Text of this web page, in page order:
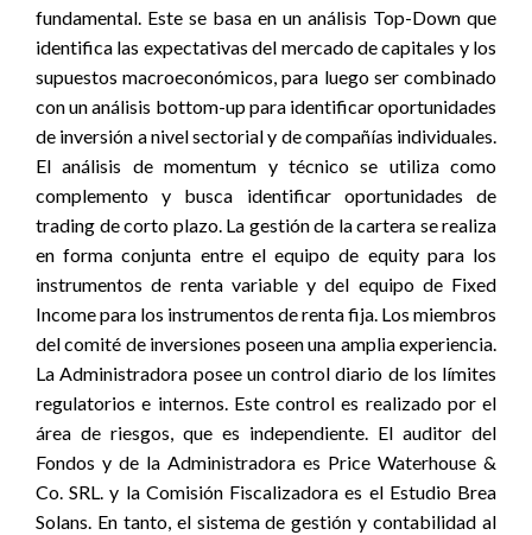
fundamental. Este se basa en un análisis Top-Down que
identifica las expectativas del mercado de capitales y los
supuestos macroeconómicos, para luego ser combinado
con un análisis bottom-up para identificar oportunidades
de inversión a nivel sectorial y de compañías individuales.
El análisis de momentum y técnico se utiliza como
complemento y busca identificar oportunidades de
trading de corto plazo. La gestión de la cartera se realiza
en forma conjunta entre el equipo de equity para los
instrumentos de renta variable y del equipo de Fixed
Income para los instrumentos de renta fija. Los miembros
del comité de inversiones poseen una amplia experiencia.
La Administradora posee un control diario de los límites
regulatorios e internos. Este control es realizado por el
área de riesgos, que es independiente. El auditor del
Fondos y de la Administradora es Price Waterhouse &
Co. SRL. y la Comisión Fiscalizadora es el Estudio Brea
Solans. En tanto, el sistema de gestión y contabilidad al